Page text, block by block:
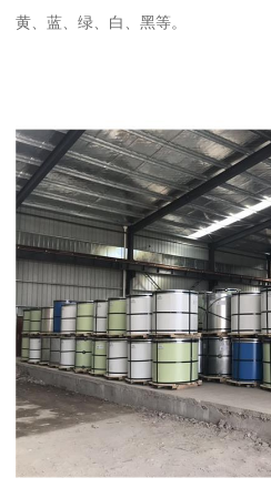
黄、蓝、绿、白、黑等。